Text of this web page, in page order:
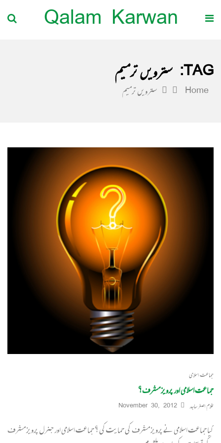
Qalam Karwan
TAG: سترویں ترمیم
Home سترویں ترمیم
جماعت اسلامی
جماعت اسلامی اور پرویز مشرف؟
غلام اصغر ساجد November 30, 2012
کیا جماعت اسلامی نے پرویز مشرف کی حمایت کی ؟ جماعت اسلامی اور جنرل پرویز مشرف